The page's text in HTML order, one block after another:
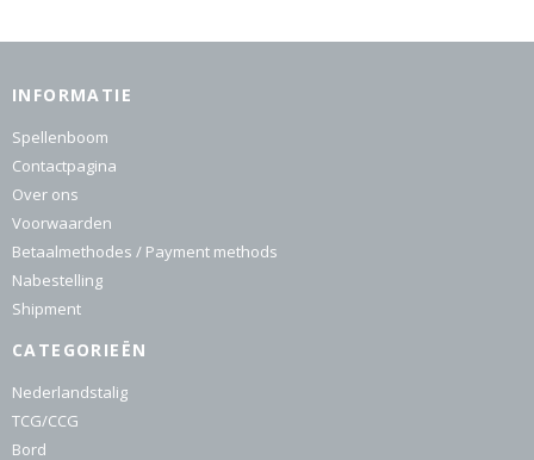
INFORMATIE
Spellenboom
Contactpagina
Over ons
Voorwaarden
Betaalmethodes / Payment methods
Nabestelling
Shipment
CATEGORIEËN
Nederlandstalig
TCG/CCG
Bord